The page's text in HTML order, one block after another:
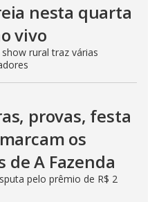
nesta quarta
vivo
rural traz várias
provas, festa
os
A Fazenda
pelo prêmio de R$ 2